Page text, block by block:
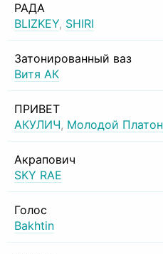
РАДА
BLIZKEY, SHIRI
Затонированный ваз
Витя АК
ПРИВЕТ
АКУЛИЧ, Молодой Платон
Акрапович
SKY RAE
Голос
Bakhtin